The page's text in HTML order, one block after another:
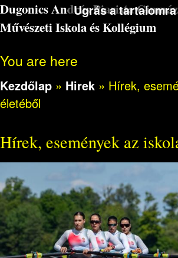
Ugrás a tartalomra
Dugonics András Piarista
Művészeti Iskola és Kollégium
You are here
Kezdőlap » Hirek » Hírek,
életéből
Hírek, események az